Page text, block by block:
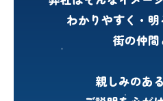
わかりやすく・
街の仲間
親しみのあ